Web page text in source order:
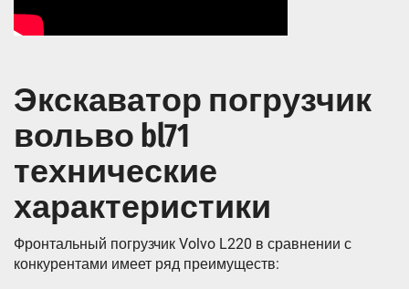
Экскаватор погрузчик
вольво bl71
технические
характеристики
Фронтальный погрузчик Volvo L220 в сравнении с
конкурентами имеет ряд преимуществ: